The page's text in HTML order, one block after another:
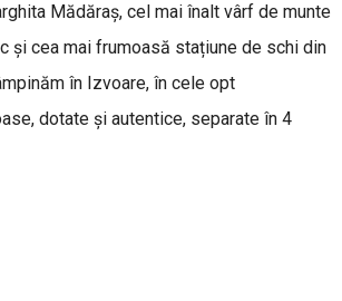
Mădăraș, cel mai înalt vârf de munte
și cea mai frumoasă stațiune de schi din
în Izvoare, în cele opt
dotate și autentice, separate în 4